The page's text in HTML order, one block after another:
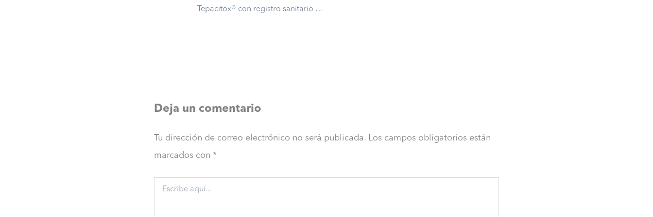
Tepacitox® con registro sanitario en Perú
Deja un comentario
Tu dirección de correo electrónico no será publicada. Los campos obligatorios están
marcados con *
aquí...